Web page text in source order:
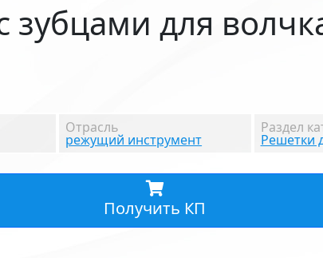
для
Отрасль
режущий инструмент
Раздел
Решетки
Получить КП